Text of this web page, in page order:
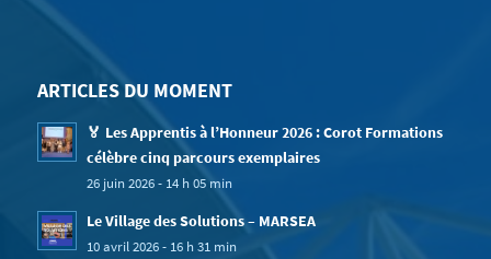
ARTICLES DU MOMENT
🏅 Les Apprentis à l’Honneur 2026 : Corot Formations
célèbre cinq parcours exemplaires
26 juin 2026 - 14 h 05 min
Le Village des Solutions – MARSEA
10 avril 2026 - 16 h 31 min